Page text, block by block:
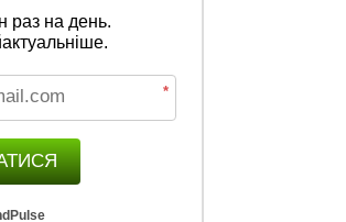
купівлі-продажу, щоб очистити
спорів у майбутньому та
покупця. Інший пайовик звернувся
юрисдикції, аби визнати
договори купівлі-продажу один за
мета в пайовиків була однакова —
раз на день.
*